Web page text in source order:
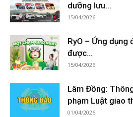
dưỡng lưu...
15/04/2026
RyO – Ứng dụng
được...
15/04/2026
Lâm Đồng:
phạm Luật giao
01/04/2026